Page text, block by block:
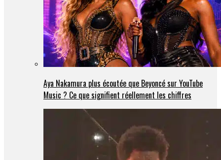
Aya Nakamura plus écoutée que Beyoncé sur YouTube
Music ? Ce que signifient réellement les chiffres